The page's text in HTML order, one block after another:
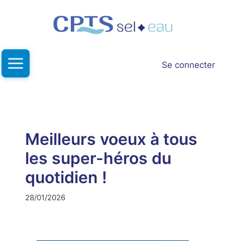
Se connecter
Meilleurs voeux à tous
les super-héros du
quotidien !
28/01/2026